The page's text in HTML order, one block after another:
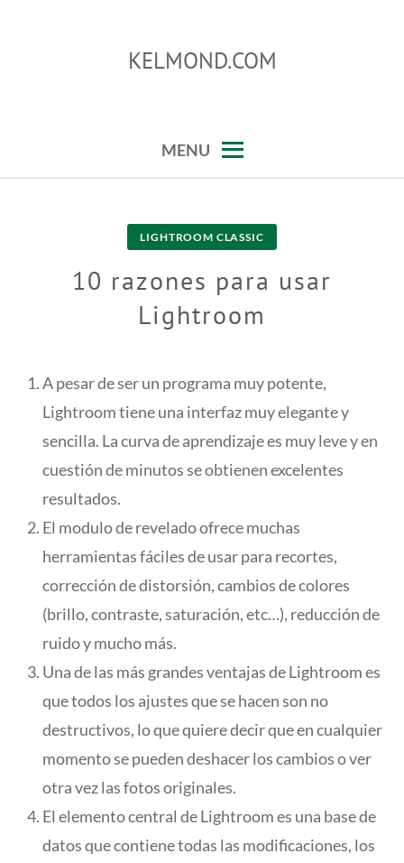
KELMOND.COM
MENU
LIGHTROOM CLASSIC
10 razones para usar
Lightroom
A pesar de ser un programa muy potente,
Lightroom tiene una interfaz muy elegante y
sencilla. La curva de aprendizaje es muy leve y en
cuestión de minutos se obtienen excelentes
resultados.
El modulo de revelado ofrece muchas
herramientas fáciles de usar para recortes,
corrección de distorsión, cambios de colores
(brillo, contraste, saturación, etc…), reducción de
ruido y mucho más.
Una de las más grandes ventajas de Lightroom es
que todos los ajustes que se hacen son no
destructivos, lo que quiere decir que en cualquier
momento se pueden deshacer los cambios o ver
otra vez las fotos originales.
El elemento central de Lightroom es una base de
datos que contiene todas las modificaciones, los